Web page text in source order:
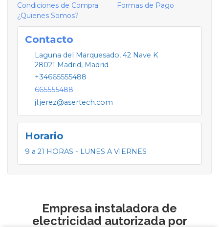
Condiciones de Compra
Formas de Pago
¿Quienes Somos?
Contacto
Laguna del Marquesado, 42 Nave K
28021 Madrid, Madrid
+34665555488
665555488
jl.jerez@asertech.com
Horario
9 a 21 HORAS - LUNES A VIERNES
Empresa instaladora de
electricidad autorizada por